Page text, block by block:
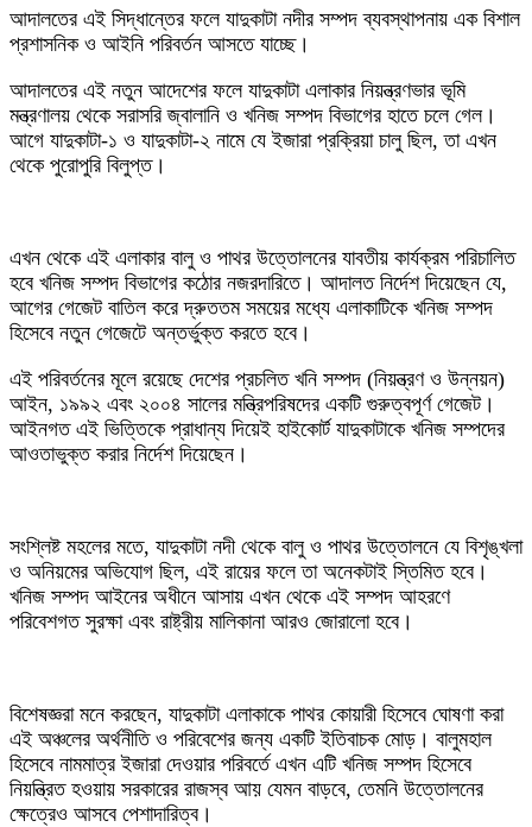
আদালতের এই সিদ্ধান্তের ফলে যাদুকাটা নদীর সম্পদ ব্যবস্থাপনায় এক বিশাল
প্রশাসনিক ও আইনি পরিবর্তন আসতে যাচ্ছে।
আদালতের এই নতুন আদেশের ফলে যাদুকাটা এলাকার নিয়ন্ত্রণভার ভূমি
মন্ত্রণালয় থেকে সরাসরি জ্বালানি ও খনিজ সম্পদ বিভাগের হাতে চলে গেল।
আগে যাদুকাটা-১ ও যাদুকাটা-২ নামে যে ইজারা প্রক্রিয়া চালু ছিল, তা এখন
থেকে পুরোপুরি বিলুপ্ত।
এখন থেকে এই এলাকার বালু ও পাথর উত্তোলনের যাবতীয় কার্যক্রম পরিচালিত
হবে খনিজ সম্পদ বিভাগের কঠোর নজরদারিতে। আদালত নির্দেশ দিয়েছেন যে,
আগের গেজেট বাতিল করে দ্রুততম সময়ের মধ্যে এলাকাটিকে খনিজ সম্পদ
হিসেবে নতুন গেজেটে অন্তর্ভুক্ত করতে হবে।
‎এই পরিবর্তনের মূলে রয়েছে দেশের প্রচলিত খনি সম্পদ (নিয়ন্ত্রণ ও উন্নয়ন)
আইন, ১৯৯২ এবং ২০০৪ সালের মন্ত্রিপরিষদের একটি গুরুত্বপূর্ণ গেজেট।
আইনগত এই ভিত্তিকে প্রাধান্য দিয়েই হাইকোর্ট যাদুকাটাকে খনিজ সম্পদের
আওতাভুক্ত করার নির্দেশ দিয়েছেন।
সংশ্লিষ্ট মহলের মতে, যাদুকাটা নদী থেকে বালু ও পাথর উত্তোলনে যে বিশৃঙ্খলা
ও অনিয়মের অভিযোগ ছিল, এই রায়ের ফলে তা অনেকটাই স্তিমিত হবে।
খনিজ সম্পদ আইনের অধীনে আসায় এখন থেকে এই সম্পদ আহরণে
পরিবেশগত সুরক্ষা এবং রাষ্ট্রীয় মালিকানা আরও জোরালো হবে।
‎বিশেষজ্ঞরা মনে করছেন, যাদুকাটা এলাকাকে পাথর কোয়ারী হিসেবে ঘোষণা করা
এই অঞ্চলের অর্থনীতি ও পরিবেশের জন্য একটি ইতিবাচক মোড়। বালুমহাল
হিসেবে নামমাত্র ইজারা দেওয়ার পরিবর্তে এখন এটি খনিজ সম্পদ হিসেবে
নিয়ন্ত্রিত হওয়ায় সরকারের রাজস্ব আয় যেমন বাড়বে, তেমনি উত্তোলনের
ক্ষেত্রেও আসবে পেশাদারিত্ব।